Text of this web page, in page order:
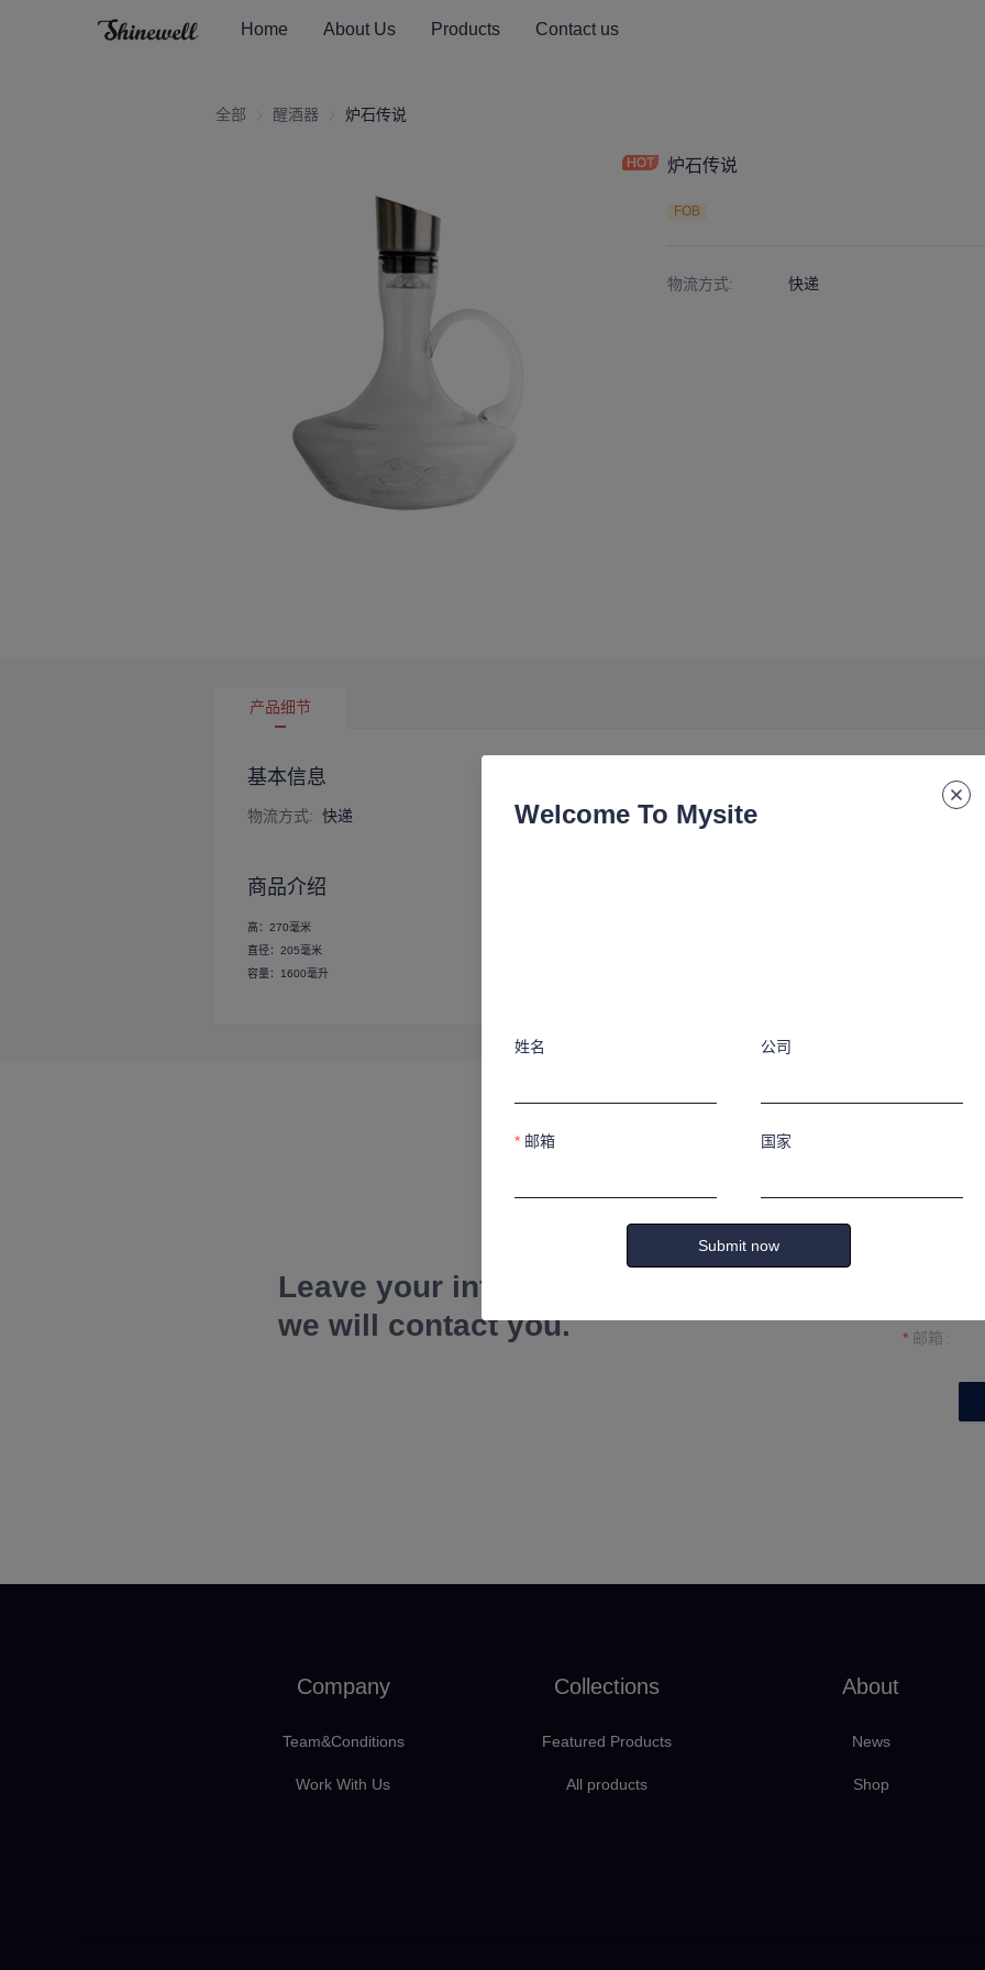
Home About Us Products Contact us
全部 醒酒器 醒酒器炉石传说
炉石传说
FOB
物流方式: 快递
产品细节
基本信息
物流方式: 快递
商品介绍
高：270毫米
直径：205毫米
容量：1600毫升
Leave your information and
we will contact you.
邮箱
Company
Team&Conditions
Work With Us
Collections
Featured Products
All products
About
News
Shop
Welcome To Mysite
姓名 公司
邮箱 国家
Submit now